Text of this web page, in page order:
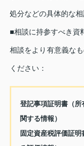
処分などの具体的な相
■相談に持参すべき資
相談をより有意義な
ください：
登記事項証明書（所
関する情報）
固定資産税評価証